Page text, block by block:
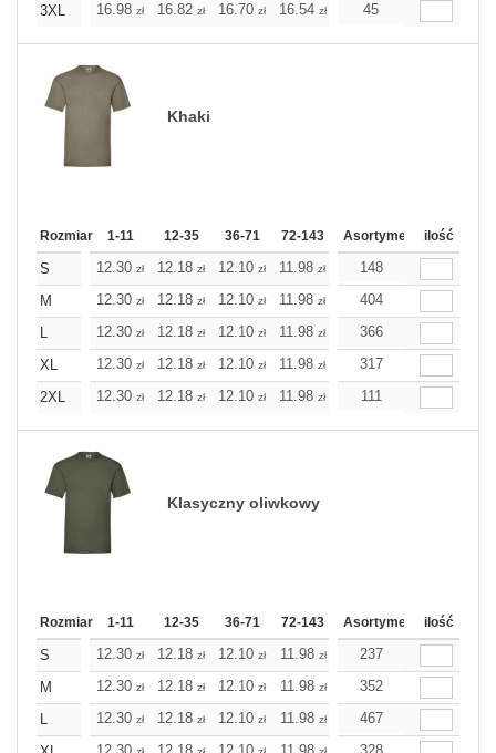
3XL 16.98 zł 16.82 zł 16.70 zł 16.54 zł 16.38
45
Khaki
Rozmiar 1-11 12-35 36-71 72-143 144-287 288 Dodaj
Asortyment ilość
S 12.30 zł 12.18 zł 12.10 zł 11.98 zł 11.86zł
148
M
12.30 zł 12.18 zł 12.10 zł 11.98 zł 11.86zł
404
L
12.30 zł 12.18 zł 12.10 zł 11.98 zł 11.86zł
366
XL
12.30 zł 12.18 zł 12.10 zł 11.98 zł 11.86zł
317
2XL
12.30 zł 12.18 zł 12.10 zł 11.98 zł 11.86
111
Klasyczny oliwkowy
Rozmiar 1-11 12-35 36-71 72-143 144-287 288 Dodaj
Asortyment ilość
S 12.30 zł 12.18 zł 12.10 zł 11.98 zł 11.86zł
237
M
12.30 zł 12.18 zł 12.10 zł 11.98 zł 11.86zł
352
L
12.30 zł 12.18 zł 12.10 zł 11.98 zł 11.86zł
467